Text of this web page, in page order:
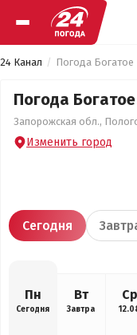
24 Канал Погода Богатое
Погода Богатое
Запорожская обл.,
Изменить город
Сегодня
Пн
Сегодня
Вт
Завтра
Ср